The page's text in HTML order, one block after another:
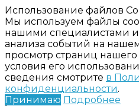
Использование файлов
Мы используем файлы
нашими специалистами
анализа событий на
просмотр страниц
условия его
сведения смотрите в
конфиденциальности.
Принимаю Подробнее